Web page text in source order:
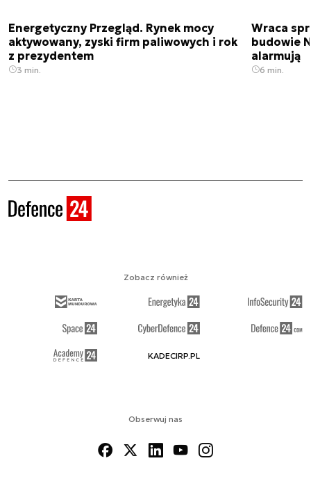
Energetyczny Przegląd. Rynek mocy
aktywowany, zyski firm paliwowych i rok
z prezydentem
3 min.
Wraca
budowie
alarmują
6 min.
Obserwuj nas
Zobacz również
KADECIRP.PL